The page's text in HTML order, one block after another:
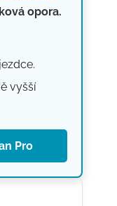
opora.
vyšší
Pro